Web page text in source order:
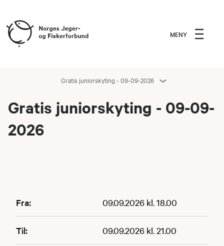
MENY
Gratis juniorskyting - 09-09-2026
Gratis juniorskyting - 09-09-
2026
Fra: 09.09.2026 kl. 18.00
Til: 09.09.2026 kl. 21.00